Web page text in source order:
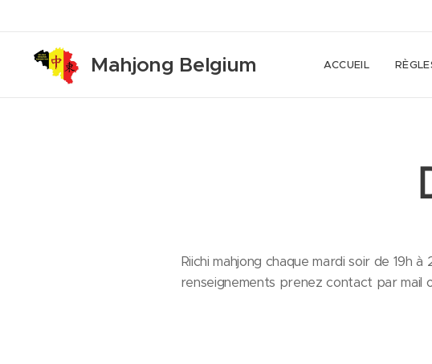
Mahjong Belgium ACCUEIL
Riichi mahjong chaque mardi soir de 19h
renseignements prenez contact par mail